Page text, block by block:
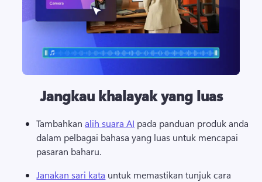
Jangkau khalayak yang luas
Tambahkan alih suara AI pada panduan produk anda
dalam pelbagai bahasa yang luas untuk mencapai
pasaran baharu.
Janakan sari kata untuk memastikan tunjuk cara